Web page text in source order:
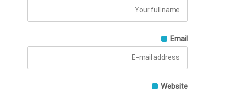
Email
Website